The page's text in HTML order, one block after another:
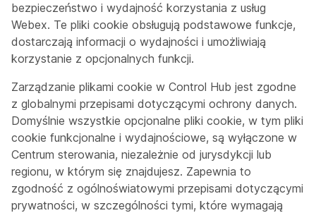
bezpieczeństwo i wydajność korzystania z usług
Webex. Te pliki cookie obsługują podstawowe funkcje,
dostarczają informacji o wydajności i umożliwiają
korzystanie z opcjonalnych funkcji.
Zarządzanie plikami cookie w Control Hub jest zgodne
z globalnymi przepisami dotyczącymi ochrony danych.
Domyślnie wszystkie opcjonalne pliki cookie, w tym pliki
cookie funkcjonalne i wydajnościowe, są wyłączone w
Centrum sterowania, niezależnie od jurysdykcji lub
regionu, w którym się znajdujesz. Zapewnia to
zgodność z ogólnoświatowymi przepisami dotyczącymi
prywatności, w szczególności tymi, które wymagają